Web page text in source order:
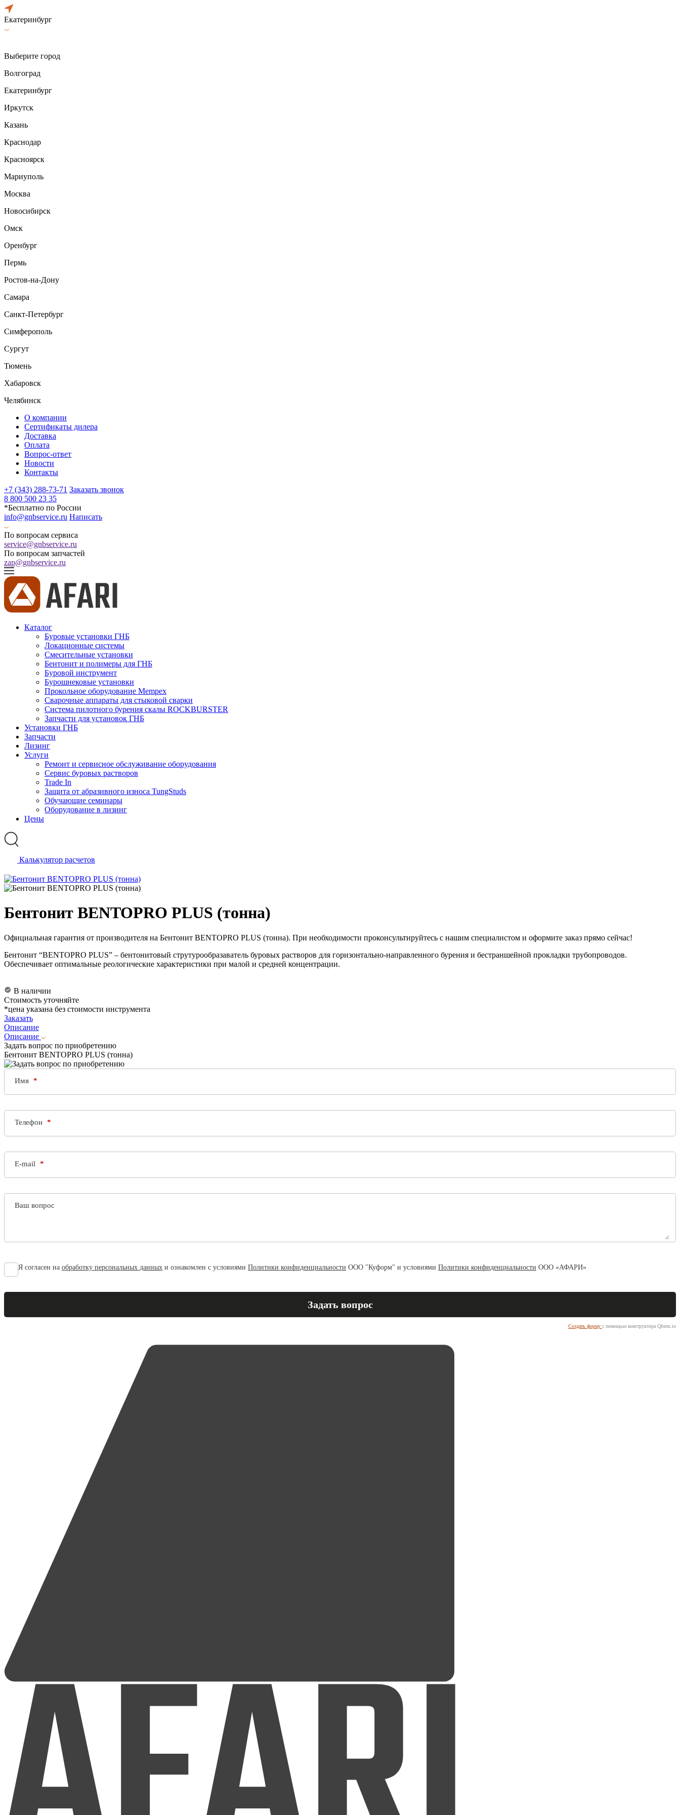
Екатеринбург
Выберите город
Волгоград
Екатеринбург
Иркутск
Казань
Краснодар
Красноярск
Мариуполь
Москва
Новосибирск
Омск
Оренбург
Пермь
Ростов-на-Дону
Самара
Санкт-Петербург
Симферополь
Сургут
Тюмень
Хабаровск
Челябинск
О компании
Сертификаты дилера
Доставка
Оплата
Вопрос-ответ
Новости
Контакты
+7 (343) 288-73-71 Заказать звонок
8 800 500 23 35
*Бесплатно по России
info@gnbservice.ru Написать
По вопросам сервиса
service@gnbservice.ru
По вопросам запчастей
zap@gnbservice.ru
Каталог
Буровые установки ГНБ
Локационные системы
Смесительные установки
Бентонит и полимеры для ГНБ
Буровой инструмент
Бурошнековые установки
Прокольное оборудование Mempex
Сварочные аппараты для стыковой сварки
Система пилотного бурения скалы ROCKBURSTER
Запчасти для установок ГНБ
Установки ГНБ
Запчасти
Лизинг
Услуги
Ремонт и сервисное обслуживание оборудования
Сервис буровых растворов
Trade In
Защита от абразивного износа TungStuds
Обучающие семинары
Оборудование в лизинг
Цены
Калькулятор расчетов
Бентонит BENTOPRO PLUS (тонна)
Официальная гарантия от производителя на Бентонит BENTOPRO PLUS (тонна). При необходимости проконсультируйтесь с нашим специалистом и оформите заказ прямо сейчас!
Бентонит “BENTOPRO PLUS” – бентонитовый струтурообразаватель буровых растворов для горизонтально-направленного бурения и бестраншейной прокладки трубопроводов.
Обеспечивает оптимальные реологические характеристики при малой и средней концентрации.
В наличии
Стоимость уточняйте
*цена указана без стоимости инструмента
Заказать
Описание
Описание
Задать вопрос по приобретению
Бентонит BENTOPRO PLUS (тонна)
Имя
Телефон
E-mail
Ваш вопрос
Я согласен на обработку персональных данных и ознакомлен с условиями Политики конфиденциальности ООО "Куформ" и условиями Политики конфиденциальности ООО «АФАРИ»
Создать форму с помощью конструктора Qform.io